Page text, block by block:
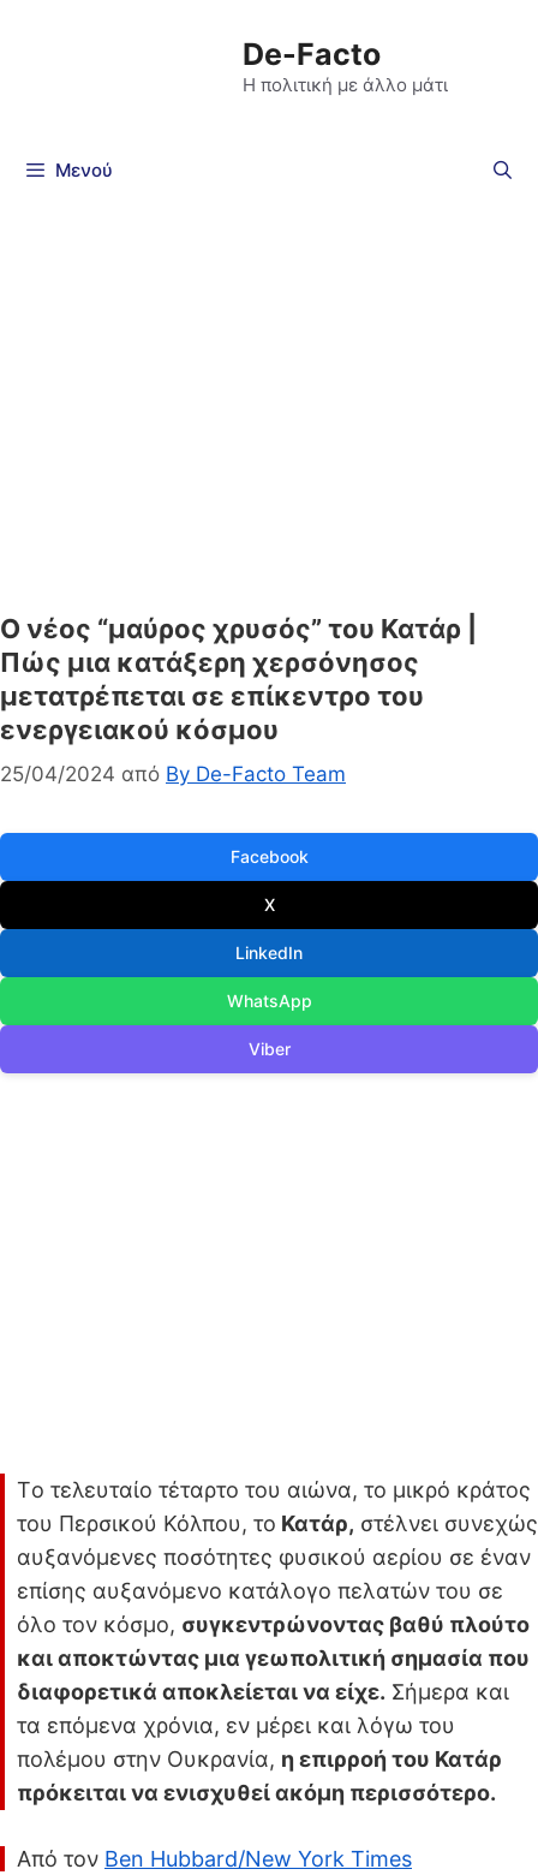
De-Facto
Η πολιτική με άλλο μάτι
Μενού
Ο νέος “μαύρος χρυσός” του Κατάρ |
Πώς μια κατάξερη χερσόνησος
μετατρέπεται σε επίκεντρο του
ενεργειακού κόσμου
25/04/2024 από By De-Facto Team
Facebook
X
LinkedIn
WhatsApp
Viber
Tο τελευταίο τέταρτο του αιώνα, το μικρό κράτος
του Περσικού Κόλπου, το Κατάρ, στέλνει συνεχώς
αυξανόμενες ποσότητες φυσικού αερίου σε έναν
επίσης αυξανόμενο κατάλογο πελατών του σε
όλο τον κόσμο, συγκεντρώνοντας βαθύ πλούτο
και αποκτώντας μια γεωπολιτική σημασία που
διαφορετικά αποκλείεται να είχε. Σήμερα και
τα επόμενα χρόνια, εν μέρει και λόγω του
πολέμου στην Ουκρανία, η επιρροή του Κατάρ
πρόκειται να ενισχυθεί ακόμη περισσότερο.
Από τον Ben Hubbard/New York Times